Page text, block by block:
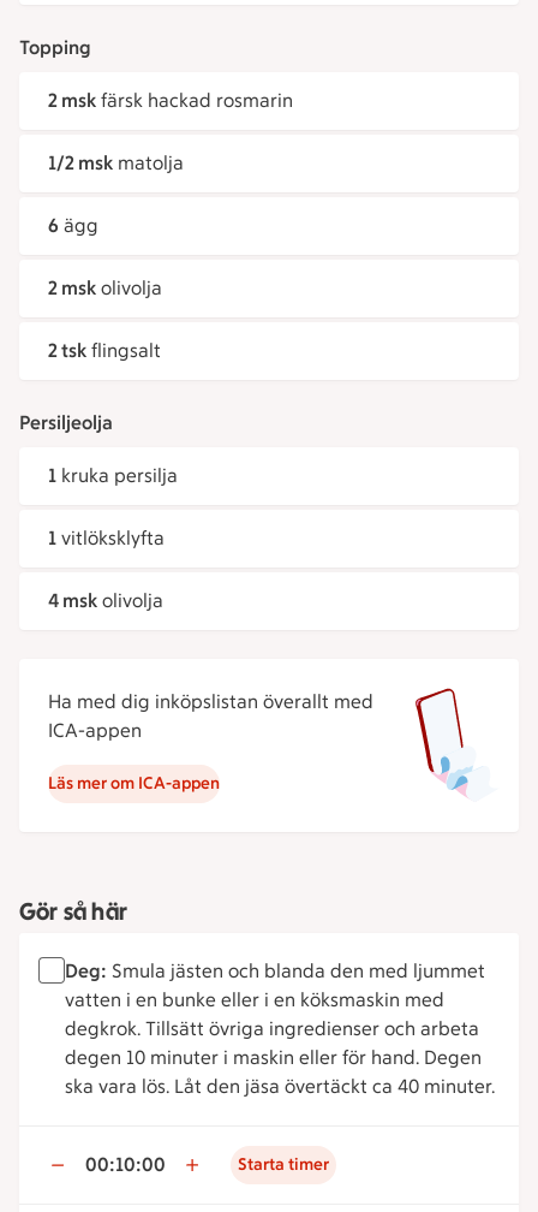
Topping
2 msk färsk hackad rosmarin
1/2 msk matolja
6 ägg
2 msk olivolja
2 tsk flingsalt
Persiljeolja
1 kruka persilja
1 vitlöksklyfta
4 msk olivolja
Ha med dig inköpslistan överallt med
ICA-appen
Läs mer om ICA-appen
Gör så här
Deg: Smula jästen och blanda den med ljummet
vatten i en bunke eller i en köksmaskin med
degkrok. Tillsätt övriga ingredienser och arbeta
degen 10 minuter i maskin eller för hand. Degen
ska vara lös. Låt den jäsa övertäckt ca 40 minuter.
00:10:00 Starta timer